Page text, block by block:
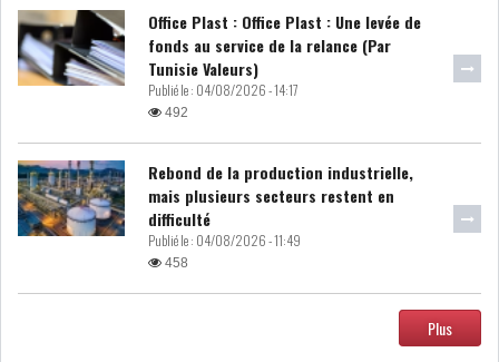
ELECTIONS
PRÉSIDENTIELLES
ACTUALITÉS
GOUVERNEMENT
REPRÉSENTANTS DU
Office Plast : Office Plast : Une levée de
fonds au service de la relance (Par
Tunisie Valeurs)
Publié le : 04/08/2026 - 14:17
492
Rebond de la production industrielle,
mais plusieurs secteurs restent en
difficulté
Publié le : 04/08/2026 - 11:49
458
Plus